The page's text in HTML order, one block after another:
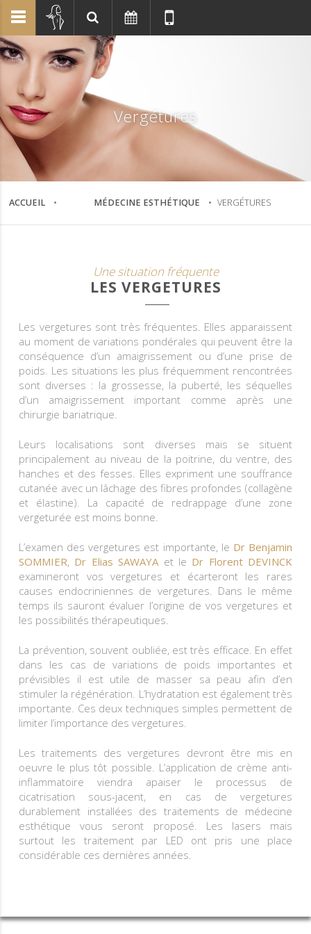
Vergétures
ACCUEIL MÉDECINE ESTHÉTIQUE VERGÉTURES
Une situation fréquente
LES VERGETURES
Les vergetures sont très fréquentes. Elles apparaissent
au moment de variations pondérales qui peuvent être la
conséquence d’un amaigrissement ou d’une prise de
poids. Les situations les plus fréquemment rencontrées
sont diverses : la grossesse, la puberté, les séquelles
d’un amaigrissement important comme après une
chirurgie bariatrique.
Leurs localisations sont diverses mais se situent
principalement au niveau de la poitrine, du ventre, des
hanches et des fesses. Elles expriment une souffrance
cutanée avec un lâchage des fibres profondes (collagène
et élastine). La capacité de redrappage d’une zone
vergeturée est moins bonne.
L’examen des vergetures est importante, le Dr Benjamin
SOMMIER, Dr Elias SAWAYAet le Dr Florent DEVINCK
examineront vos vergetures et écarteront les rares
causes endocriniennes de vergetures. Dans le même
temps ils sauront évaluer l’origine de vos vergetures et
les possibilités thérapeutiques.
La prévention, souvent oubliée, est très efficace. En effet
dans les cas de variations de poids importantes et
prévisibles il est utile de masser sa peau afin d’en
stimuler la régénération. L’hydratation est également très
importante. Ces deux techniques simples permettent de
limiter l’importance des vergetures.
Les traitements des vergetures devront être mis en
oeuvre le plus tôt possible. L’application de crème anti-
inflammatoire viendra apaiser le processus de
cicatrisation sous-jacent, en cas de vergetures
durablement installées des traitements de médecine
esthétique vous seront proposé. Les lasers mais
surtout les traitement par LED ont pris une place
considérable ces dernières années.